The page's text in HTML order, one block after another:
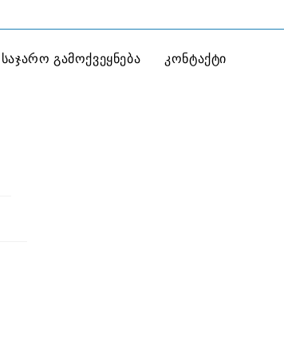
საჯარო გამოქვეყნება კონტაქტი